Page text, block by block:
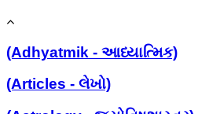
(Adhyatmik - આધ્યાત્મિક)
(Articles - લેખો)